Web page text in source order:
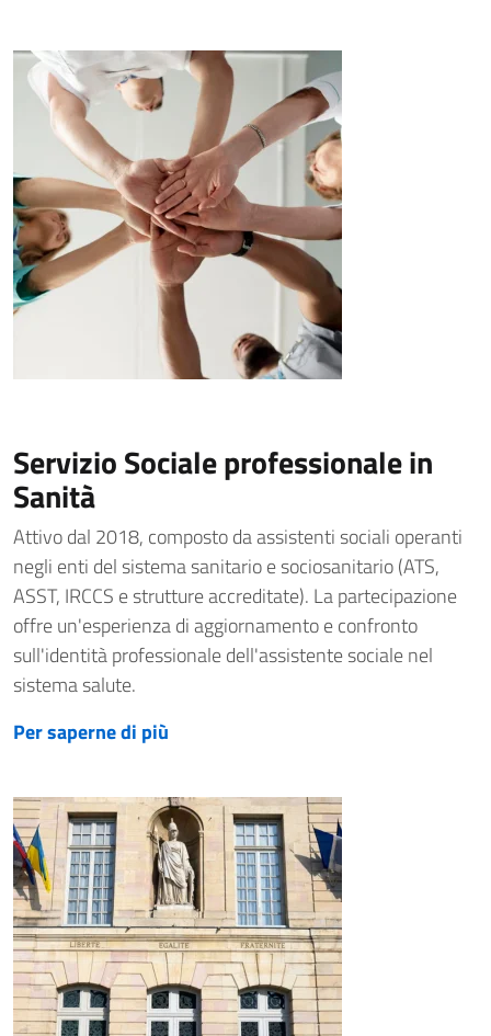
Servizio Sociale professionale in
Sanità
Attivo dal 2018, composto da assistenti sociali operanti
negli enti del sistema sanitario e sociosanitario (ATS,
ASST, IRCCS e strutture accreditate). La partecipazione
offre un'esperienza di aggiornamento e confronto
sull'identità professionale dell'assistente sociale nel
sistema salute.
Per saperne di più